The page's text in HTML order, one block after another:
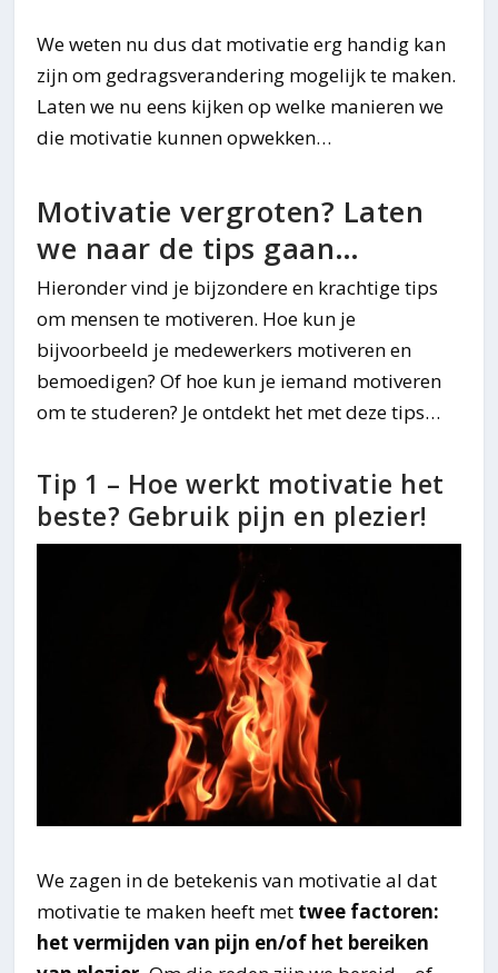
We weten nu dus dat motivatie erg handig kan
zijn om gedragsverandering mogelijk te maken.
Laten we nu eens kijken op welke manieren we
die motivatie kunnen opwekken…
Motivatie vergroten? Laten
we naar de tips gaan…
Hieronder vind je bijzondere en krachtige tips
om mensen te motiveren. Hoe kun je
bijvoorbeeld je medewerkers motiveren en
bemoedigen? Of hoe kun je iemand motiveren
om te studeren? Je ontdekt het met deze tips…
Tip 1 – Hoe werkt motivatie het
beste? Gebruik pijn en plezier!
We zagen in de betekenis van motivatie al dat
motivatie te maken heeft met twee factoren:
het vermijden van pijn en/of het bereiken